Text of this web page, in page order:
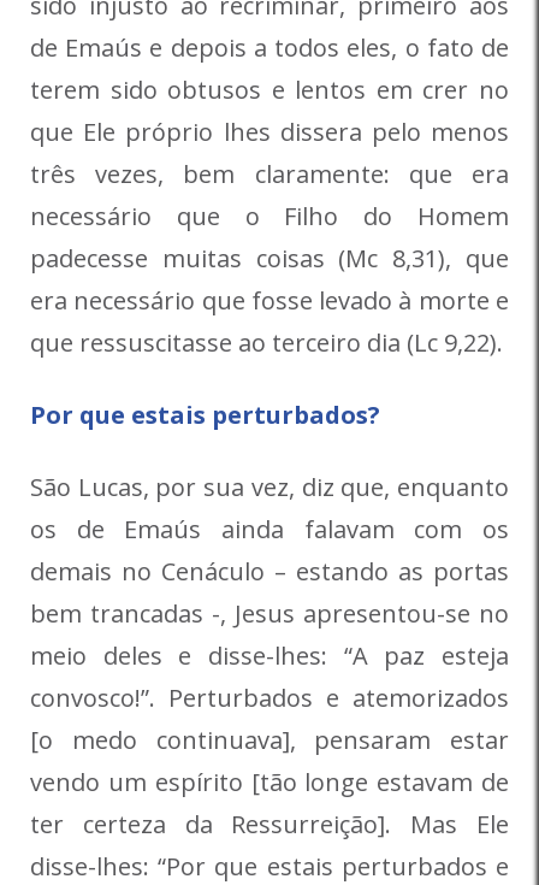
de Emaús e depois a todos eles, o fato de
terem sido obtusos e lentos em crer no
que Ele próprio lhes dissera pelo menos
três vezes, bem claramente: que era
necessário que o Filho do Homem
padecesse muitas coisas (Mc 8,31), que
era necessário que fosse levado à morte e
que ressuscitasse ao terceiro dia (Lc 9,22).
Por que estais perturbados?
São Lucas, por sua vez, diz que, enquanto
os de Emaús ainda falavam com os
demais no Cenáculo – estando as portas
bem trancadas -, Jesus apresentou-se no
meio deles e disse-lhes: “A paz esteja
convosco!”. Perturbados e atemorizados
[o medo continuava], pensaram estar
vendo um espírito [tão longe estavam de
ter certeza da Ressurreição]. Mas Ele
disse-lhes: “Por que estais perturbados e